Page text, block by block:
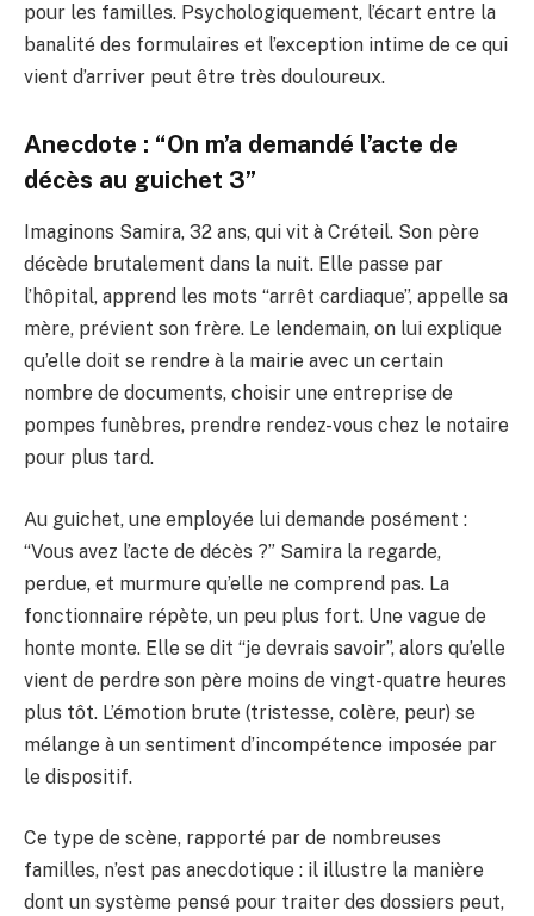
pour les familles. Psychologiquement, l’écart entre la
banalité des formulaires et l’exception intime de ce qui
vient d’arriver peut être très douloureux.
Anecdote : “On m’a demandé l’acte de
décès au guichet 3”
Imaginons Samira, 32 ans, qui vit à Créteil. Son père
décède brutalement dans la nuit. Elle passe par
l’hôpital, apprend les mots “arrêt cardiaque”, appelle sa
mère, prévient son frère. Le lendemain, on lui explique
qu’elle doit se rendre à la mairie avec un certain
nombre de documents, choisir une entreprise de
pompes funèbres, prendre rendez-vous chez le notaire
pour plus tard.
Au guichet, une employée lui demande posément :
“Vous avez l’acte de décès ?” Samira la regarde,
perdue, et murmure qu’elle ne comprend pas. La
fonctionnaire répète, un peu plus fort. Une vague de
honte monte. Elle se dit “je devrais savoir”, alors qu’elle
vient de perdre son père moins de vingt-quatre heures
plus tôt. L’émotion brute (tristesse, colère, peur) se
mélange à un sentiment d’incompétence imposée par
le dispositif.
Ce type de scène, rapporté par de nombreuses
familles, n’est pas anecdotique : il illustre la manière
dont un système pensé pour traiter des dossiers peut,